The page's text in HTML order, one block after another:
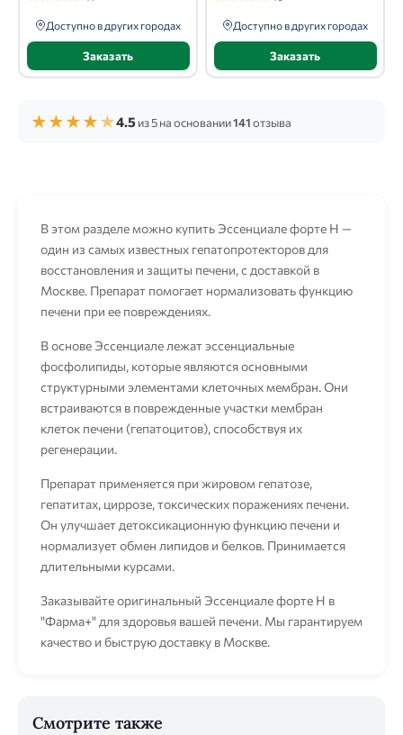
Доступно в других городах
Заказать
Доступно в других городах
Заказать
★★★★★4.5из 5 на основании141отзыва
В этом разделе можно купить Эссенциале форте Н —
один из самых известных гепатопротекторов для
восстановления и защиты печени, с доставкой в
Москве. Препарат помогает нормализовать функцию
печени при ее повреждениях.
В основе Эссенциале лежат эссенциальные
фосфолипиды, которые являются основными
структурными элементами клеточных мембран. Они
встраиваются в поврежденные участки мембран
клеток печени (гепатоцитов), способствуя их
регенерации.
Препарат применяется при жировом гепатозе,
гепатитах, циррозе, токсических поражениях печени.
Он улучшает детоксикационную функцию печени и
нормализует обмен липидов и белков. Принимается
длительными курсами.
Заказывайте оригинальный Эссенциале форте Н в
"Фарма+" для здоровья вашей печени. Мы гарантируем
качество и быструю доставку в Москве.
Смотрите также